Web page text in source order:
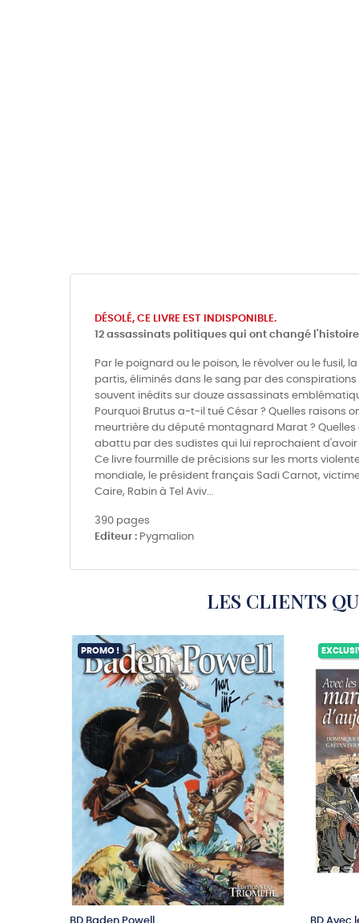
DÉSOLÉ, CE LIVRE EST INDISPONIBLE.
12 assassinats politiques qui ont changé
Par le poignard ou le poison, le révolver ou le
partis, éliminés dans le sang par des
souvent inédits sur douze assassinats
Pourquoi Brutus a-t-il tué César ? Quelles raisons
meurtrière du député montagnard Marat ?
abattu par des sudistes qui lui reprochaient
Ce livre fourmille de précisions sur les morts
mondiale, le président français Sadi Carnot,
Caire, Rabin à Tel Aviv...
390 pages
Editeur : Pygmalion
LES CLIENTS
PROMO !